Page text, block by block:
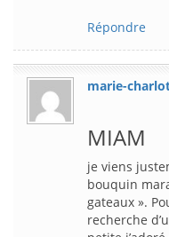
Répondre
marie-
MIAM
je viens
bouquin
gateaux ».
recherche